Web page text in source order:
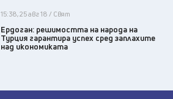
15:38, 25 авг 18 / Свят
Ердоган: решимостта на народа на
Турция гарантира успех сред заплахите
над икономиката